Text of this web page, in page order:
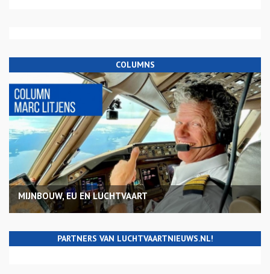
COLUMNS
MIJNBOUW, EU EN LUCHTVAART
PARTNERS VAN LUCHTVAARTNIEUWS.NL!